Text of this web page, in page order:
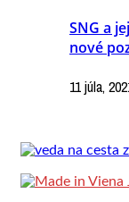
SNG a
nové
11 júla,